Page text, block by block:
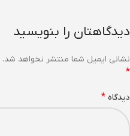
دیدگاهتان را بنویسید
نشانی ایمیل شما منتشر نخواهد شد.
*
دیدگاه *